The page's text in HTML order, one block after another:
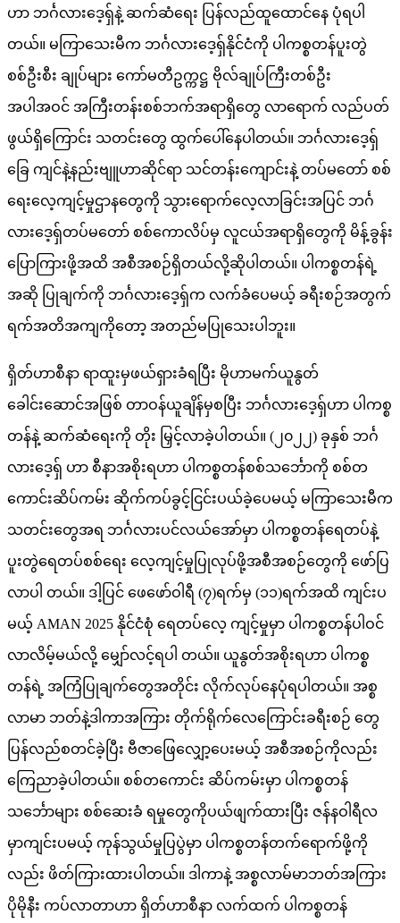
ဟာ ဘင်္ဂလားဒေ့ရှ်နဲ့ ဆက်ဆံရေး ပြန်လည်ထူထောင်နေ ပုံရပါ
တယ်။ မကြာသေးမီက ဘင်္ဂလားဒေ့ရှ်နိုင်ငံကို ပါကစ္စတန်ပူးတွဲ
စစ်ဦးစီး ချုပ်များ ကော်မတီဥက္ကဋ္ဌ ဗိုလ်ချုပ်ကြီးတစ်ဦး
အပါအဝင် အကြီးတန်းစစ်ဘက်အရာရှိတွေ လာရောက် လည်ပတ်
ဖွယ်ရှိကြောင်း သတင်းတွေ ထွက်ပေါ်နေပါတယ်။ ဘင်္ဂလားဒေ့ရှ်
ခြေ ကျင်နဲ့နည်းဗျူဟာဆိုင်ရာ သင်တန်းကျောင်းနဲ့ တပ်မတော် စစ်
ရေးလေ့ကျင့်မှုဌာနတွေကို သွားရောက်လေ့လာခြင်းအပြင် ဘင်္ဂ
လားဒေ့ရှ်တပ်မတော် စစ်ကောလိပ်မှ လူငယ်အရာရှိတွေကို မိန့်ခွန်း
ပြောကြားဖို့အထိ အစီအစဉ်ရှိတယ်လို့ဆိုပါတယ်။ ပါကစ္စတန်ရဲ့
အဆို ပြုချက်ကို ဘင်္ဂလားဒေ့ရှ်က လက်ခံပေမယ့် ခရီးစဉ်အတွက်
ရက်အတိအကျကိုတော့ အတည်မပြုသေးပါဘူး။
ရှိတ်ဟာစီနာ ရာထူးမှဖယ်ရှားခံရပြီး မိုဟာမက်ယူနွတ်
ခေါင်းဆောင်အဖြစ် တာဝန်ယူချိန်မှစပြီး ဘင်္ဂလားဒေ့ရှ်ဟာ ပါကစ္စ
တန်နဲ့ ဆက်ဆံရေးကို တိုး မြှင့်လာခဲ့ပါတယ်။ (၂၀၂၂) ခုနှစ် ဘင်္ဂ
လားဒေ့ရှ် ဟာ စီနာအစိုးရဟာ ပါကစ္စတန်စစ်သင်္ဘောကို စစ်တ
ကောင်းဆိပ်ကမ်း ဆိုက်ကပ်ခွင့်ငြင်းပယ်ခဲ့ပေမယ့် မကြာသေးမီက
သတင်းတွေအရ ဘင်္ဂလားပင်လယ်အော်မှာ ပါကစ္စတန်ရေတပ်နဲ့
ပူးတွဲရေတပ်စစ်ရေး လေ့ကျင့်မှုပြုလုပ်ဖို့အစီအစဉ်တွေကို ဖော်ပြ
လာပါ တယ်။ ဒါ့ပြင် ဖေဖော်ဝါရီ (၇)ရက်မှ (၁၁)ရက်အထိ ကျင်းပ
မယ့် AMAN 2025 နိုင်ငံစုံ ရေတပ်လေ့ ကျင့်မှုမှာ ပါကစ္စတန်ပါဝင်
လာလိမ့်မယ်လို့ မျှော်လင့်ရပါ တယ်။ ယူနွတ်အစိုးရဟာ ပါကစ္စ
တန်ရဲ့ အကြံပြုချက်တွေအတိုင်း လိုက်လုပ်နေပုံရပါတယ်။ အစ္စ
လာမာ ဘတ်နဲ့ဒါကာအကြား တိုက်ရိုက်လေကြောင်းခရီးစဉ် တွေ
ပြန်လည်စတင်ခဲ့ပြီး ဗီဇာဖြေလျှော့ပေးမယ့် အစီအစဉ်ကိုလည်း
ကြေညာခဲ့ပါတယ်။ စစ်တကောင်း ဆိပ်ကမ်းမှာ ပါကစ္စတန်
သင်္ဘောများ စစ်ဆေးခံ ရမှုတွေကိုပယ်ဖျက်ထားပြီး ဇန်နဝါရီလ
မှာကျင်းပမယ့် ကုန်သွယ်မှုပြပွဲမှာ ပါကစ္စတန်တက်ရောက်ဖို့ကို
လည်း ဖိတ်ကြားထားပါတယ်။ ဒါကာနဲ့ အစ္စလာမ်မာဘတ်အကြား
ပိုမိုနီး ကပ်လာတာဟာ ရှိတ်ဟာစီနာ လက်ထက် ပါကစ္စတန်